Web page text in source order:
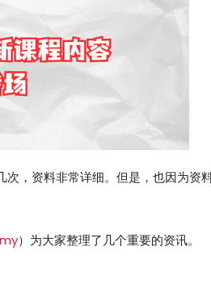
，资料非常详细。但是，也因为资
）为大家整理了几个重要的资讯。